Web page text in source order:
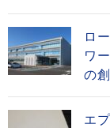
ロ
ワ
の
エ